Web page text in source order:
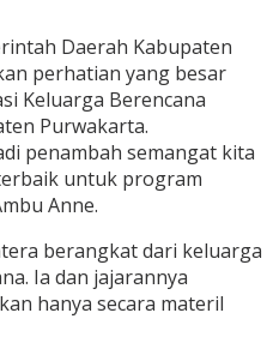
Daerah Kabupaten
perhatian yang besar
Keluarga Berencana
Purwakarta.
penambah semangat kita
untuk program
Anne.
berangkat dari keluarga
Ia dan jajarannya
hanya secara materil